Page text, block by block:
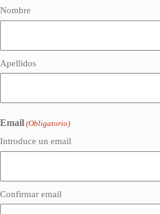
Nombre
Apellidos
Email (Obligatorio)
Introduce un email
Confirmar email